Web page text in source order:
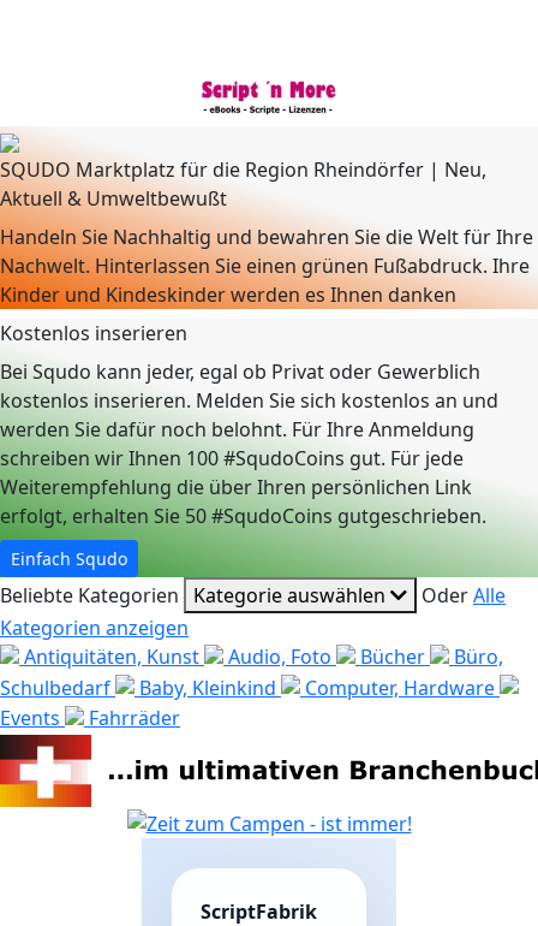
SQUDO Marktplatz für die Region Rheindörfer | Neu,
Aktuell & Umweltbewußt
Handeln Sie Nachhaltig und bewahren Sie die Welt für Ihre
Nachwelt. Hinterlassen Sie einen grünen Fußabdruck. Ihre
Kinder und Kindeskinder werden es Ihnen danken
Kostenlos inserieren
Bei Squdo kann jeder, egal ob Privat oder Gewerblich
kostenlos inserieren. Melden Sie sich kostenlos an und
werden Sie dafür noch belohnt. Für Ihre Anmeldung
schreiben wir Ihnen 100 #SqudoCoins gut. Für jede
Weiterempfehlung die über Ihren persönlichen Link
erfolgt, erhalten Sie 50 #SqudoCoins gutgeschrieben.
Einfach Squdo
Beliebte Kategorien Kategorie auswählen OderAlle
Kategorien anzeigen
Antiquitäten, Kunst
Audio, Foto Bücher
Büro,
Schulbedarf
Baby, Kleinkind
Computer, Hardware
Events
Fahrräder